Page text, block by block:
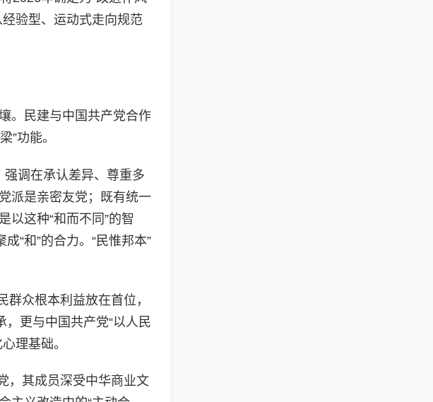
验型、运动式走向规范
。民建与中国共产党合作
”功能。
强调在承认差异、尊重多
派是亲密友党；既有统一
以这种“和而不同”的智
“和”的合力。“民惟邦本”
群众根本利益放在首位，
，更与中国共产党“以人民
理基础。
，其成员深受中华商业文